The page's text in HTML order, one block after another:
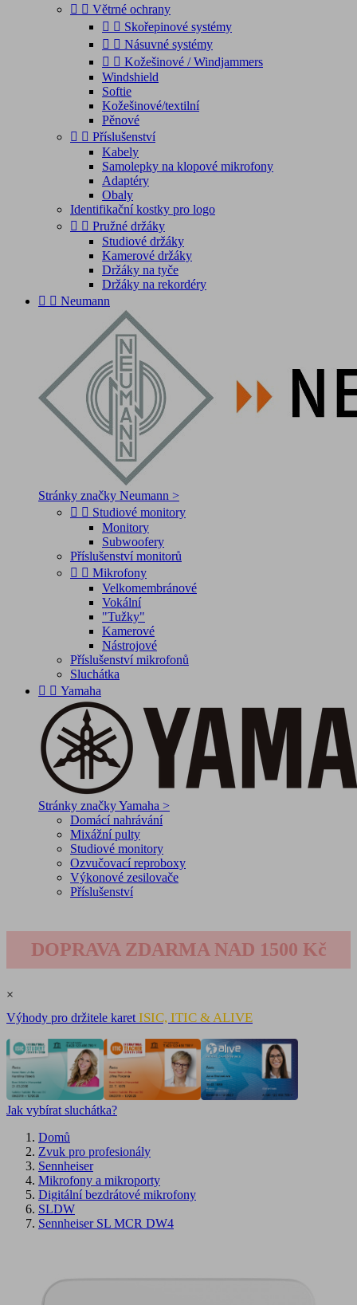
  Větrné ochrany
  Skořepinové systémy
  Násuvné systémy
  Kožešinové / Windjammers
Windshield
Softie
Kožešinové/textilní
Pěnové
  Příslušenství
Kabely
Samolepky na klopové mikrofony
Adaptéry
Obaly
Identifikační kostky pro logo
  Pružné držáky
Studiové držáky
Kamerové držáky
Držáky na tyče
Držáky na rekordéry
  Neumann
Stránky značky Neumann >
  Studiové monitory
Monitory
Subwoofery
Příslušenství monitorů
  Mikrofony
Velkomembránové
Vokální
"Tužky"
Kamerové
Nástrojové
Příslušenství mikrofonů
Sluchátka
  Yamaha
Stránky značky Yamaha >
Domácí nahrávání
Mixážní pulty
Studiové monitory
Ozvučovací reproboxy
Výkonové zesilovače
Příslušenství
DOPRAVA ZDARMA NAD 1500 Kč
×
Výhody pro držitele karet ISIC, ITIC & ALIVE
Jak vybírat sluchátka?
Domů
Zvuk pro profesionály
Sennheiser
Mikrofony a mikroporty
Digitální bezdrátové mikrofony
SLDW
Sennheiser SL MCR DW4